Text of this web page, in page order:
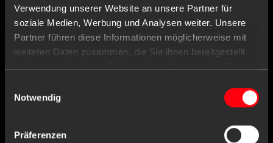
Verwendung unserer Website an unsere Partner für
soziale Medien, Werbung und Analysen weiter. Unsere
Partner führen diese Informationen möglicherweise mit
weiteren Daten zusammen, die Sie ihnen bereitgestellt
Notwendig
Präferenzen
AMPri Handelsgesellschaft mbH
Benzstraße 16
Germany